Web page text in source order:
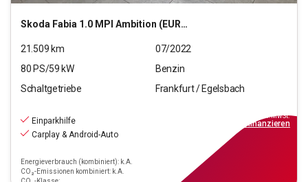
Skoda Fabia 1.0 MPI Ambition (EURO 6d)
21.509 km
07/2022
80 PS/59 kW
Benzin
Schaltgetriebe
Frankfurt / Egelsbach
Einparkhilfe
Carplay & Android-Auto
Energieverbrauch (kombiniert): k.A.
CO₂-Emissionen kombiniert: k.A.
inkl.MwSt.
finanzieren